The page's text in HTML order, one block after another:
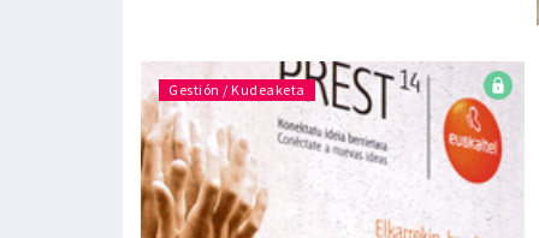
afán por trabajar
Gestión / Kudeaketa